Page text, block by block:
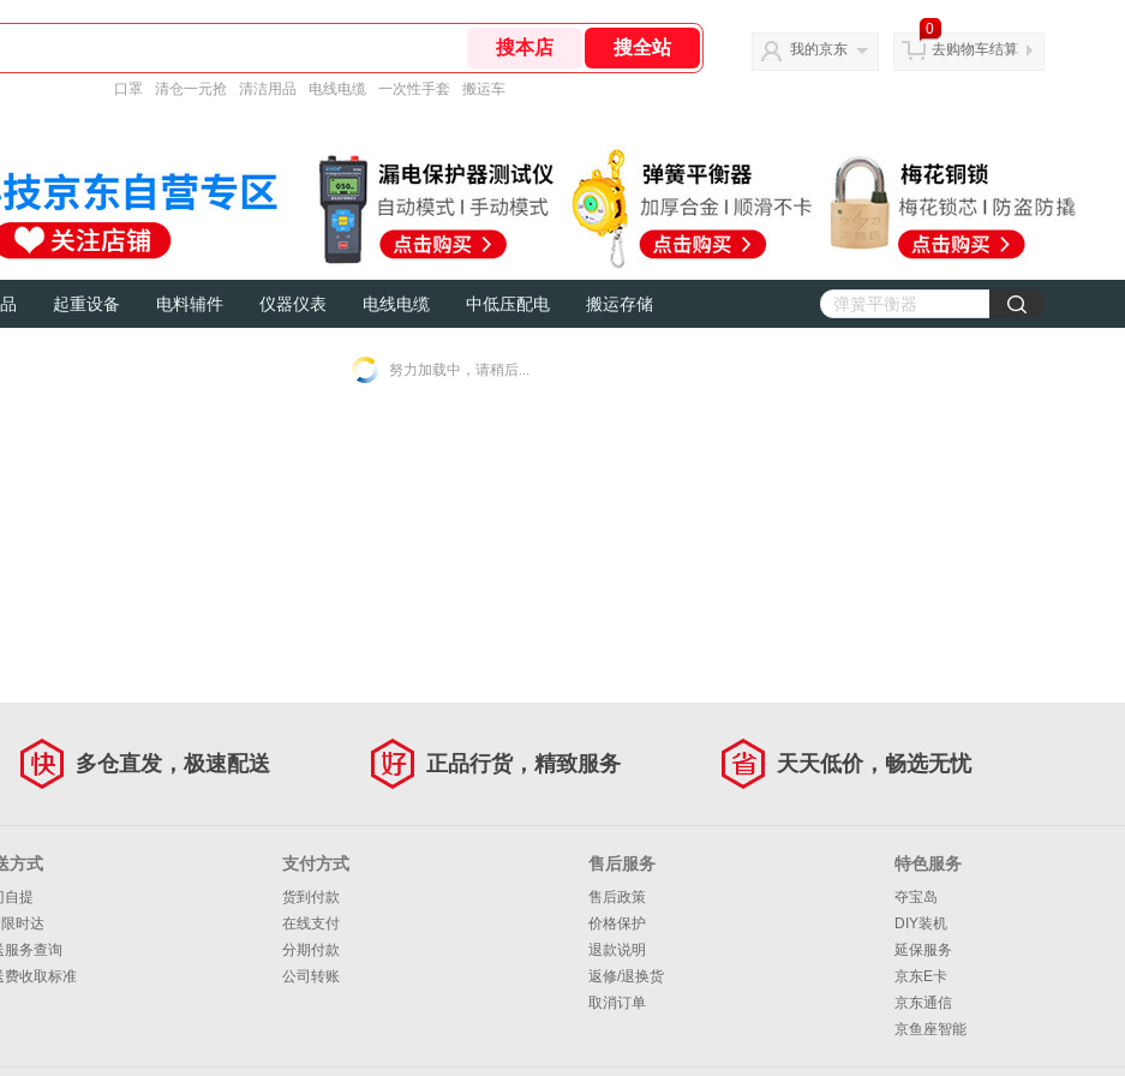
口罩 清仓一元抢 清洁用品 电线电缆 一次性手套 搬运车
我的京东
0
去购物车结算
起重设备 电料辅件 仪器仪表 电线电缆 中低压配电 搬运存储
努力加载中，请稍后...
多仓直发，极速配送 正品行货，精致服务 天天低价，畅选无忧
方式
自提
时达
服务查询
费收取标准
支付方式
货到付款
在线支付
分期付款
公司转账
售后服务
售后政策
价格保护
退款说明
返修/退换货
取消订单
特色服务
夺宝岛
DIY装机
延保服务
京东E卡
京东通信
京鱼座智能